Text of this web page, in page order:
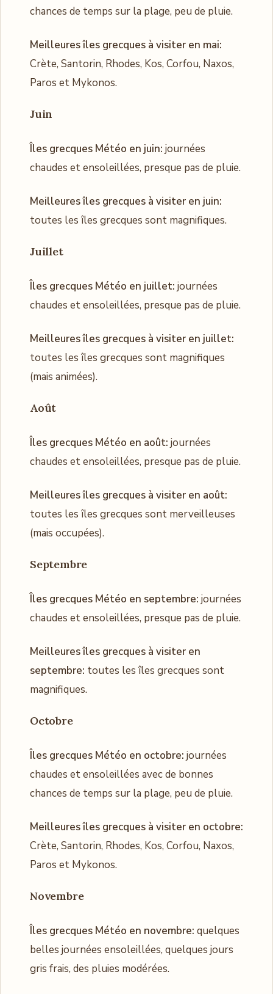
chances de temps sur la plage, peu de pluie.
Meilleures îles grecques à visiter en mai:
Crète, Santorin, Rhodes, Kos, Corfou, Naxos,
Paros et Mykonos.
Juin
Îles grecques Météo en juin: journées
chaudes et ensoleillées, presque pas de pluie.
Meilleures îles grecques à visiter en juin:
toutes les îles grecques sont magnifiques.
Juillet
Îles grecques Météo en juillet: journées
chaudes et ensoleillées, presque pas de pluie.
Meilleures îles grecques à visiter en juillet:
toutes les îles grecques sont magnifiques
(mais animées).
Août
Îles grecques Météo en août: journées
chaudes et ensoleillées, presque pas de pluie.
Meilleures îles grecques à visiter en août:
toutes les îles grecques sont merveilleuses
(mais occupées).
Septembre
Îles grecques Météo en septembre: journées
chaudes et ensoleillées, presque pas de pluie.
Meilleures îles grecques à visiter en
septembre: toutes les îles grecques sont
magnifiques.
Octobre
Îles grecques Météo en octobre: ​​journées
chaudes et ensoleillées avec de bonnes
chances de temps sur la plage, peu de pluie.
Meilleures îles grecques à visiter en octobre:
​​Crète, Santorin, Rhodes, Kos, Corfou, Naxos,
Paros et Mykonos.
Novembre
Îles grecques Météo en novembre: quelques
belles journées ensoleillées, quelques jours
gris frais, des pluies modérées.